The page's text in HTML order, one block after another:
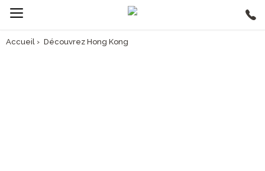
Accueil › Découvrez Hong Kong